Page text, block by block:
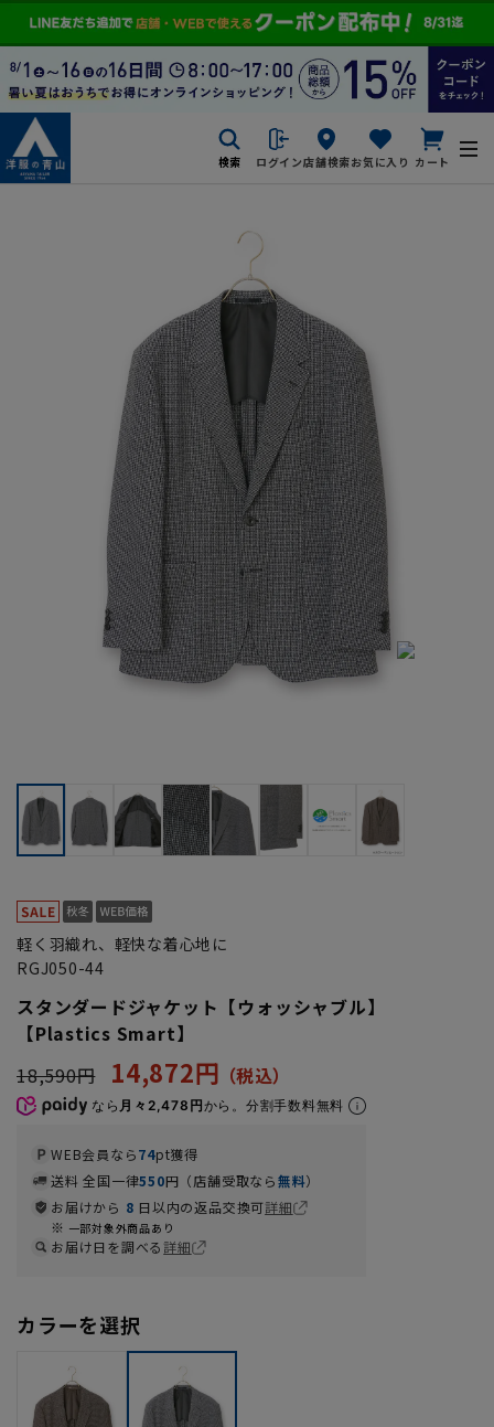
検索 ログイン店舗検索お気に入り カート
軽く羽織れ、軽快な着心地に
RGJ050-44
スタンダードジャケット【ウォッシャブル】
【Plastics Smart】
18,590円
14,872円
なら 月々2,478円から。分割手数料無料
WEB会員なら74pt獲得
送料 全国一律550円（店舗受取なら無料）
お届けから 8 日以内の返品交換可詳細
一部対象外商品あり
お届け日を調べる詳細
カラーを選択